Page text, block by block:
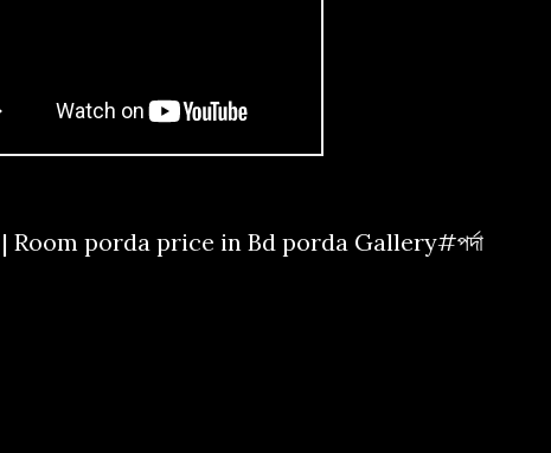
| Room porda price in Bd porda Gallery#পর্দা